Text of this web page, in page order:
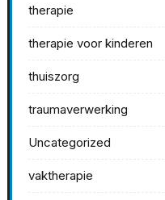
therapie
therapie voor kinderen
thuiszorg
traumaverwerking
Uncategorized
vaktherapie